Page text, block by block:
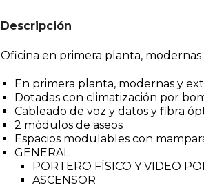
Descripción
Oficina en primera planta,
En primera planta, modernas y
Dotadas con climatización por
Cableado de voz y datos y fibra
2 módulos de aseos
Espacios modulables con
GENERAL
PORTERO FÍSICO Y VIDEO
ASCENSOR